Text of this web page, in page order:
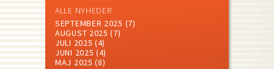
ALLE NYHEDER
SEPTEMBER 2025 (7)
AUGUST 2025 (7)
JULI 2025 (4)
JUNI 2025 (4)
MAJ 2025 (8)